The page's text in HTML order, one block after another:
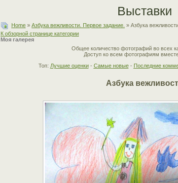
Выставки
Home » Азбука вежливости. Первое задание. » Азбука
К обзорной странице категории
Моя галерея
Общее количество фотографий во всех
Доступ ко всем фотографиям
Топ: Лучшие оценки- Самые новые- Последние
Азбука